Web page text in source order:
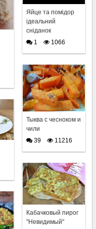
Яйце та помідор
ідеальний
сніданок
1
1066
Тыква с чесноком и
чили
39
11216
Кабачковый пирог
"Невидимый"